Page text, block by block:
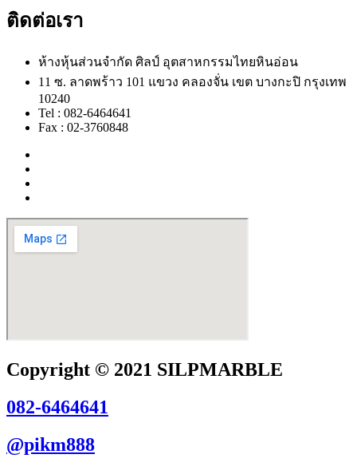
ติดต่อเรา
ห้างหุ้นส่วนจำกัด ศิลป์ อุตสาหกรรมไทยหินอ่อน
11 ซ. ลาดพร้าว 101 แขวง คลองจั่น เขต บางกะปิ กรุงเทพ
10240
Tel : 082-6464641
Fax : 02-3760848
Copyright © 2021 SILPMARBLE
082-6464641
@pikm888